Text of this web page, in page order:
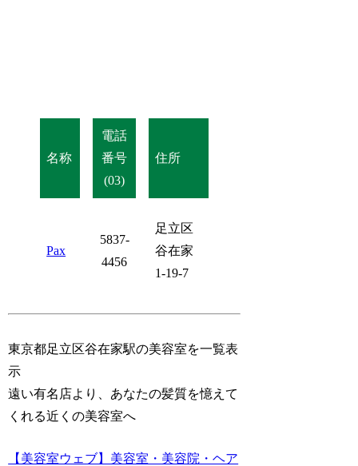
名称
電話
番号
(03)
住所
Pax
5837-
4456
足立区
谷在家
1-19-7
東京都足立区谷在家駅の美容室を一覧表
示
遠い有名店より、あなたの髪質を憶えて
くれる近くの美容室へ
【美容室ウェブ】美容室・美容院・ヘア